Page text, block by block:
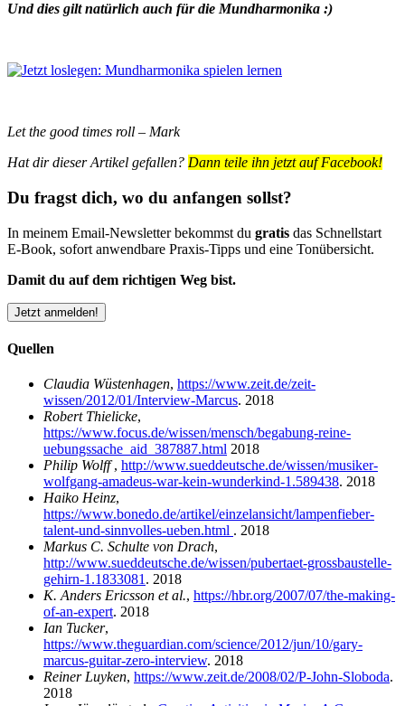
Und dies gilt natürlich auch für die Mundharmonika :)
Let the good times roll – Mark
Hat dir dieser Artikel gefallen? Dann teile ihn jetzt auf Facebook!
Du fragst dich, wo du anfangen sollst?
In meinem Email-Newsletter bekommst du gratis das Schnellstart
E-Book, sofort anwendbare Praxis-Tipps und eine Tonübersicht.
Damit du auf dem richtigen Weg bist.
Jetzt anmelden!
Quellen
Claudia Wüstenhagen, https://www.zeit.de/zeit-
wissen/2012/01/Interview-Marcus. 2018
Robert Thielicke,
https://www.focus.de/wissen/mensch/begabung-reine-
uebungssache_aid_387887.html 2018
Philip Wolff, http://www.sueddeutsche.de/wissen/musiker-
wolfgang-amadeus-war-kein-wunderkind-1.589438. 2018
Haiko Heinz,
https://www.bonedo.de/artikel/einzelansicht/lampenfieber-
talent-und-sinnvolles-ueben.html . 2018
Markus C. Schulte von Drach,
http://www.sueddeutsche.de/wissen/pubertaet-grossbaustelle-
gehirn-1.1833081 . 2018
K. Anders Ericsson et al., https://hbr.org/2007/07/the-making-
of-an-expert. 2018
Ian Tucker,
https://www.theguardian.com/science/2012/jun/10/gary-
marcus-guitar-zero-interview. 2018
Reiner Luyken, https://www.zeit.de/2008/02/P-John-Sloboda.
2018